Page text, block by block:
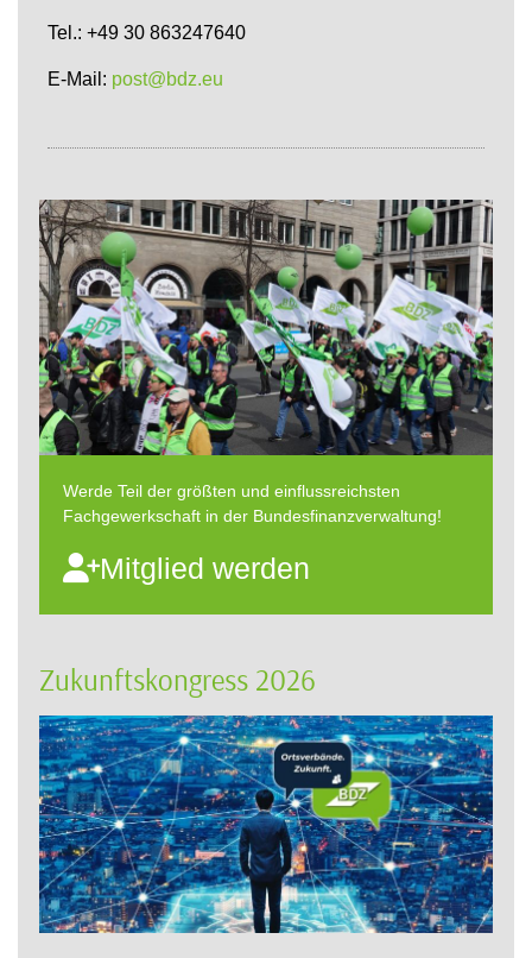
Tel.: +49 30 863247640
E-Mail: post@bdz.eu
Werde Teil der größten und einflussreichsten
Fachgewerkschaft in der Bundesfinanzverwaltung!
Mitglied werden
Zukunftskongress 2026